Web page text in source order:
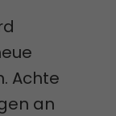
Achte
an